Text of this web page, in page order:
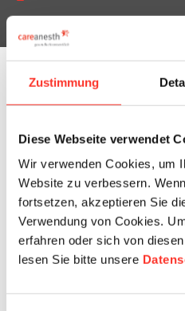
Zustimmung
Diese Webseite verwendet
Wir verwenden Cookies, um
Website zu verbessern.
fortsetzen, akzeptieren Sie
Verwendung von Cookies.
erfahren oder sich von
lesen Sie bitte unsere
Einsatzmodelle
Fragen und Antworten
Für Stellensuchende
Stellen
Arbeiten für careanesth
Bewerben